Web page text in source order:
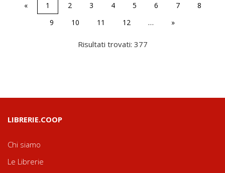
« 1 2 3 4 5 6 7
8
9
10 11 12 … »
Risultati trovati: 377
LIBRERIE.COOP
Chi siamo
Le Librerie